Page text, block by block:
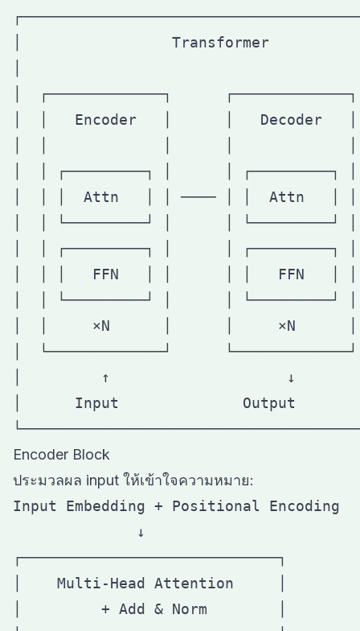
│                 Transformer
│  ┌─────────────┐
│  │   Encoder   │      │   Decoder
│  │ ┌─────────┐ │      │
│  │ │  Attn   │ │ ──── │ │  Attn   │
│  │ └─────────┘ │      │
│  │ ┌─────────┐ │      │
│  │ │   FFN   │ │      │ │   FFN   │
│  │ └─────────┘ │      │
│  │     ×N      │      │     ×N
│  └─────────────┘
│         ↑                    ↓
│      Input              Output
Encoder Block
ประมวลผล input ให้เข้าใจความหมาย:
Input Embedding + Positional Encoding
              ↓
┌─────────────────────────────┐
│    Multi-Head Attention     │
│         + Add & Norm        │